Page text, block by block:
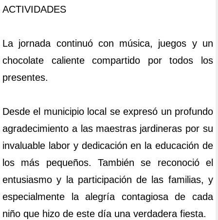
ACTIVIDADES
La jornada continuó con música, juegos y un
chocolate caliente compartido por todos los
presentes.
Desde el municipio local se expresó un profundo
agradecimiento a las maestras jardineras por su
invaluable labor y dedicación en la educación de
los más pequeños. También se reconoció el
entusiasmo y la participación de las familias, y
especialmente la alegría contagiosa de cada
niño que hizo de este día una verdadera fiesta.